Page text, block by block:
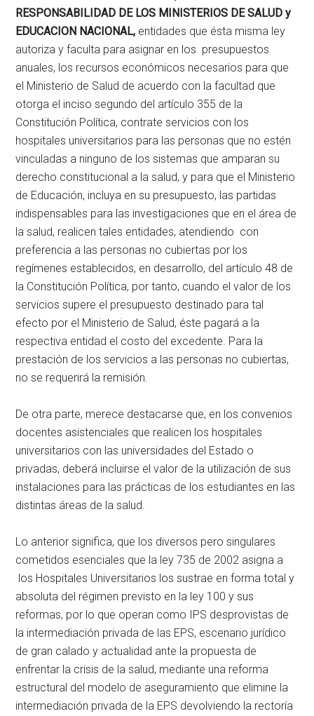
RESPONSABILIDAD DE LOS MINISTERIOS DE SALUD y
EDUCACION NACIONAL, entidades que ésta misma ley
autoriza y faculta para asignar en los presupuestos
anuales, los recursos económicos necesarios para que
el Ministerio de Salud de acuerdo con la facultad que
otorga el inciso segundo del artículo 355 de la
Constitución Política, contrate servicios con los
hospitales universitarios para las personas que no estén
vinculadas a ninguno de los sistemas que amparan su
derecho constitucional a la salud, y para que el Ministerio
de Educación, incluya en su presupuesto, las partidas
indispensables para las investigaciones que en el área de
la salud, realicen tales entidades, atendiendo con
preferencia a las personas no cubiertas por los
regímenes establecidos, en desarrollo, del artículo 48 de
la Constitución Política, por tanto, cuando el valor de los
servicios supere el presupuesto destinado para tal
efecto por el Ministerio de Salud, éste pagará a la
respectiva entidad el costo del excedente. Para la
prestación de los servicios a las personas no cubiertas,
no se requerirá la remisión.
De otra parte, merece destacarse que, en los convenios
docentes asistenciales que realicen los hospitales
universitarios con las universidades del Estado o
privadas, deberá incluirse el valor de la utilización de sus
instalaciones para las prácticas de los estudiantes en las
distintas áreas de la salud.
Lo anterior significa, que los diversos pero singulares
cometidos esenciales que la ley 735 de 2002 asigna a
los Hospitales Universitarios los sustrae en forma total y
absoluta del régimen previsto en la ley 100 y sus
reformas, por lo que operan como IPS desprovistas de
la intermediación privada de las EPS, escenario jurídico
de gran calado y actualidad ante la propuesta de
enfrentar la crisis de la salud, mediante una reforma
estructural del modelo de aseguramiento que elimine la
intermediación privada de la EPS devolviendo la rectoría